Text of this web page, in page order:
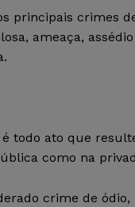
principais crimes
ameaça,
todo ato que
como na
crime de